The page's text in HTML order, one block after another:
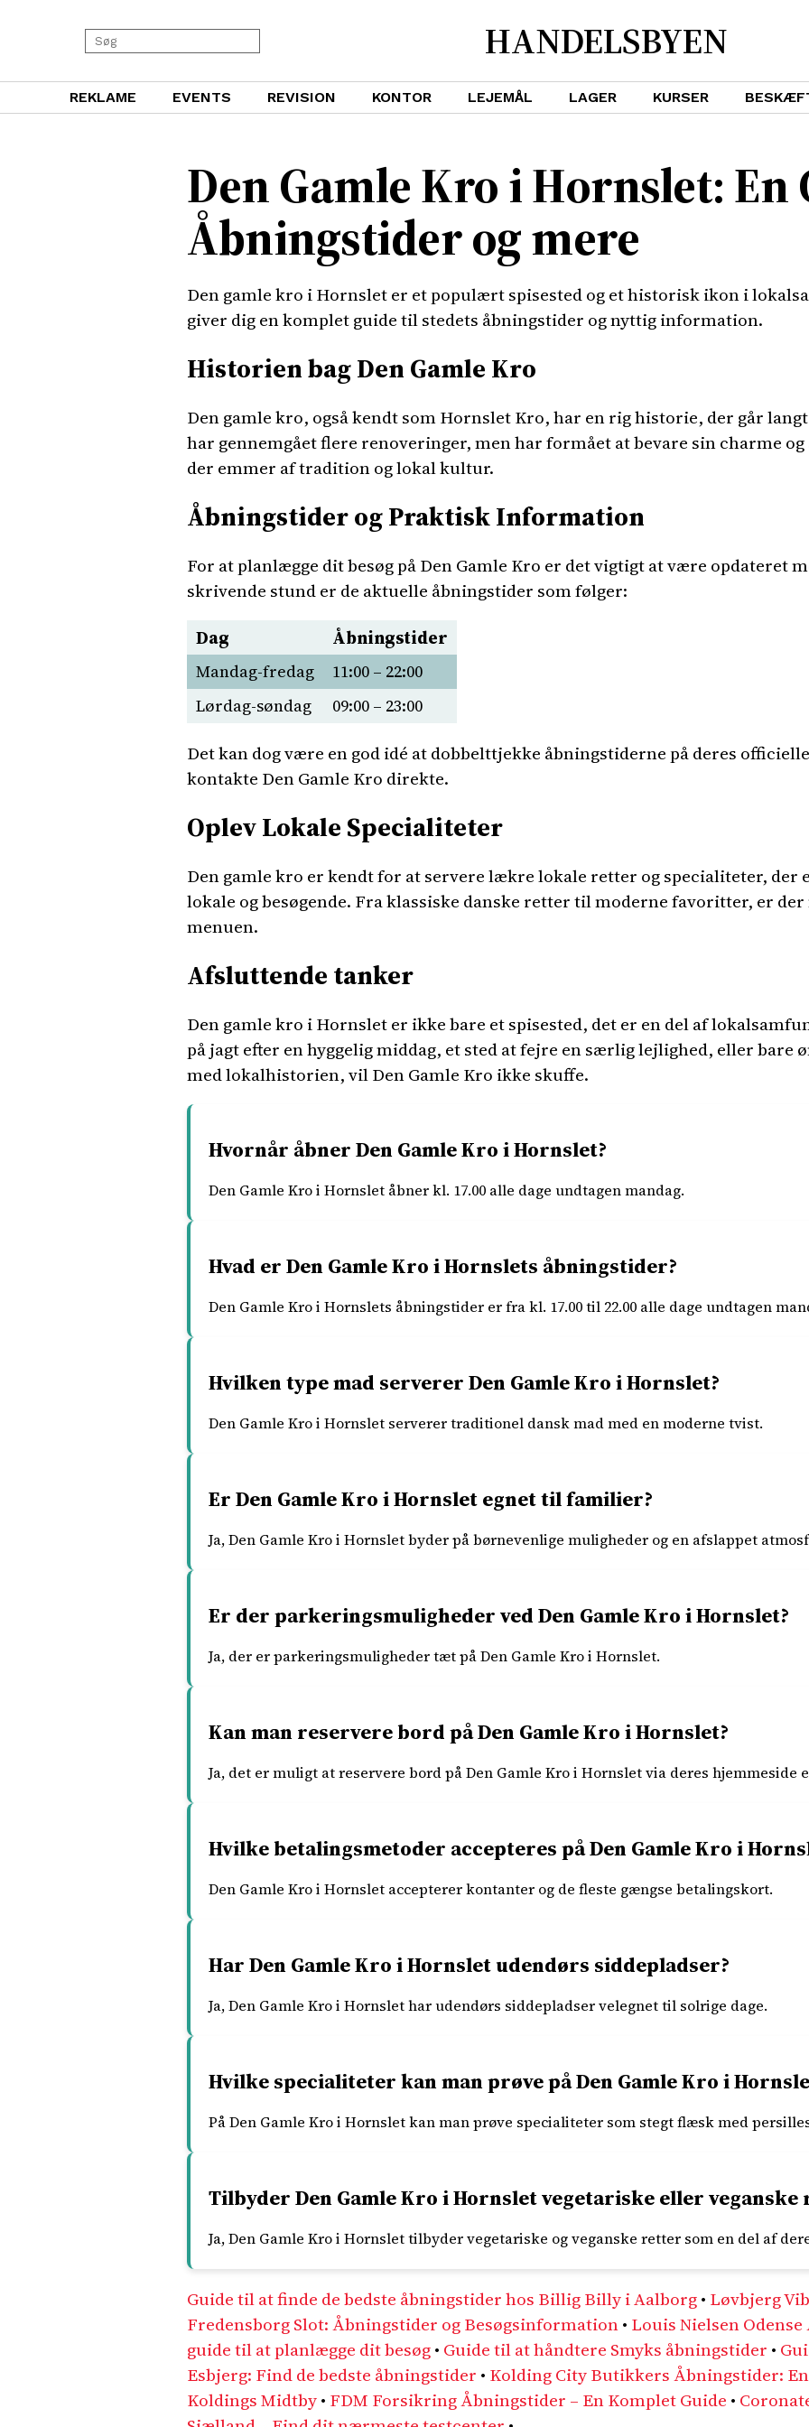
HANDELSBYEN
REKLAME EVENTS REVISION KONTOR LEJEMÅL LAGER KURSER
Den Gamle Kro i Hornslet: En
Åbningstider og mere
Den gamle kro i Hornslet er et populært spisested og et historisk ikon i
giver dig en komplet guide til stedets åbningstider og nyttig information.
Historien bag Den Gamle Kro
Den gamle kro, også kendt som Hornslet Kro, har en rig historie, der går
har gennemgået flere renoveringer, men har formået at bevare sin charme
der emmer af tradition og lokal kultur.
Åbningstider og Praktisk Information
For at planlægge dit besøg på Den Gamle Kro er det vigtigt at være opdateret
skrivende stund er de aktuelle åbningstider som følger:
Dag
Åbningstider
Mandag-fredag
11:00 – 22:00
Lørdag-søndag
09:00 – 23:00
Det kan dog være en god idé at dobbelttjekke åbningstiderne på deres
kontakte Den Gamle Kro direkte.
Oplev Lokale Specialiteter
Den gamle kro er kendt for at servere lækre lokale retter og specialiteter, der
lokale og besøgende. Fra klassiske danske retter til moderne favoritter, er
menuen.
Afsluttende tanker
Den gamle kro i Hornslet er ikke bare et spisested, det er en del af
på jagt efter en hyggelig middag, et sted at fejre en særlig lejlighed, eller bare
med lokalhistorien, vil Den Gamle Kro ikke skuffe.
Hvornår åbner Den Gamle Kro i Hornslet?
Den Gamle Kro i Hornslet åbner kl. 17.00 alle dage undtagen mandag.
Hvad er Den Gamle Kro i Hornslets åbningstider?
Den Gamle Kro i Hornslets åbningstider er fra kl. 17.00 til 22.00 alle dage undtagen
Hvilken type mad serverer Den Gamle Kro i Hornslet?
Den Gamle Kro i Hornslet serverer traditionel dansk mad med en moderne tvist.
Er Den Gamle Kro i Hornslet egnet til familier?
Ja, Den Gamle Kro i Hornslet byder på børnevenlige muligheder og en afslappet
Er der parkeringsmuligheder ved Den Gamle Kro i Hornslet?
Ja, der er parkeringsmuligheder tæt på Den Gamle Kro i Hornslet.
Kan man reservere bord på Den Gamle Kro i Hornslet?
Ja, det er muligt at reservere bord på Den Gamle Kro i Hornslet via deres hjemmeside
Hvilke betalingsmetoder accepteres på Den Gamle Kro i
Den Gamle Kro i Hornslet accepterer kontanter og de fleste gængse betalingskort.
Har Den Gamle Kro i Hornslet udendørs siddepladser?
Ja, Den Gamle Kro i Hornslet har udendørs siddepladser velegnet til solrige dage.
Hvilke specialiteter kan man prøve på Den Gamle Kro i
På Den Gamle Kro i Hornslet kan man prøve specialiteter som stegt flæsk med
Tilbyder Den Gamle Kro i Hornslet vegetariske eller veganske
Ja, Den Gamle Kro i Hornslet tilbyder vegetariske og veganske retter som en del af
Guide til at finde de bedste åbningstider hos Billig Billy i Aalborg• Løvbjerg
Fredensborg Slot: Åbningstider og Besøgsinformation• Louis Nielsen
guide til at planlægge dit besøg• Guide til at håndtere Smyks åbningstider •
Esbjerg: Find de bedste åbningstider • Kolding City Butikkers Åbningstider:
Koldings Midtby• FDM Forsikring Åbningstider – En Komplet Guide •